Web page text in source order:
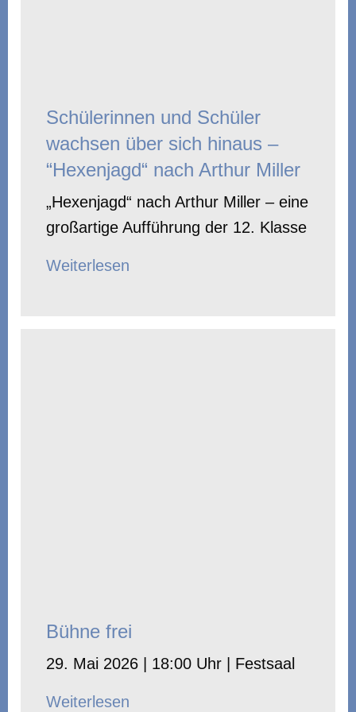
Schülerinnen und Schüler
wachsen über sich hinaus –
“Hexenjagd“ nach Arthur Miller
„Hexenjagd“ nach Arthur Miller – eine
großartige Aufführung der 12. Klasse
Weiterlesen
Bühne frei
29. Mai 2026 | 18:00 Uhr | Festsaal
Weiterlesen